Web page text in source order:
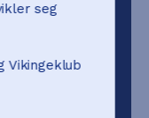
seg
Vikingeklub